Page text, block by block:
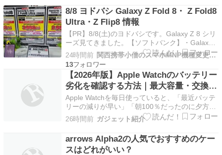
8/8 ヨドバシ Galaxy Z Fold 8・ Z Fold8
Ultra・Z Flip8 情報
【PR】8/8(土)のヨドバシです。Galaxy Z 8 シリ
ーズ見てきました。【ソフトバンク】・Galaxy
Z Fold8 256GB端末価格 300,240円支払総額
71,760円月2,990円X24回・Galaxy Z Fold8
256GB端末価格 329,040円支…
24時間前
関西携帯小僧のスマホMNP機種変更情報！
13
【2026年版】Apple Watchのバッテリー
劣化を確認する方法｜最大容量・交換時
期・寿命を修理店が解説
Apple Watchを毎日使っていると、「最近バッテ
リーの減りが早い」「朝100％だったのに夕方に
は残量が少ない」「最大容量が下がってきた」と
感じることがあります。 Apple Watchには充電式
リチウムイオンバッテリーが搭載されており、長
く使うほど化学的な経年劣化によって…
26時間前 ガジェット紹介
arrows Alpha2の人気でおすすめのケー
スはどれがいい？